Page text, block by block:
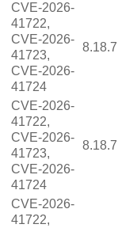
CVE-2026-
41722,
CVE-2026-
41723,
CVE-2026-
41724
8.18.7
CVE-2026-
41722,
CVE-2026-
41723,
CVE-2026-
41724
8.18.7
CVE-2026-
41722,